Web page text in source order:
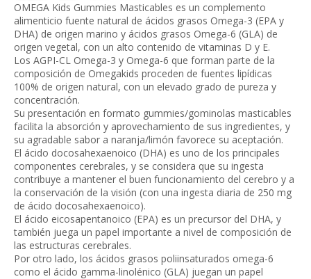
OMEGA Kids Gummies Masticables es un complemento
alimenticio fuente natural de ácidos grasos Omega-3 (EPA y
DHA) de origen marino y ácidos grasos Omega-6 (GLA) de
origen vegetal, con un alto contenido de vitaminas D y E.
Los AGPI-CL Omega-3 y Omega-6 que forman parte de la
composición de Omegakids proceden de fuentes lipídicas
100% de origen natural, con un elevado grado de pureza y
concentración.
Su presentación en formato gummies/gominolas masticables
facilita la absorción y aprovechamiento de sus ingredientes, y
su agradable sabor a naranja/limón favorece su aceptación.
El ácido docosahexaenoico (DHA) es uno de los principales
componentes cerebrales, y se considera que su ingesta
contribuye a mantener el buen funcionamiento del cerebro y a
la conservación de la visión (con una ingesta diaria de 250 mg
de ácido docosahexaenoico).
El ácido eicosapentanoico (EPA) es un precursor del DHA, y
también juega un papel importante a nivel de composición de
las estructuras cerebrales.
Por otro lado, los ácidos grasos poliinsaturados omega-6
como el ácido gamma-linolénico (GLA) juegan un papel